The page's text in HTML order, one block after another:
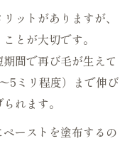
ットがありますが、
とが大切です。
間で再び毛が生えて
5ミリ程度）まで伸び
れます。
ーストを塗布するの